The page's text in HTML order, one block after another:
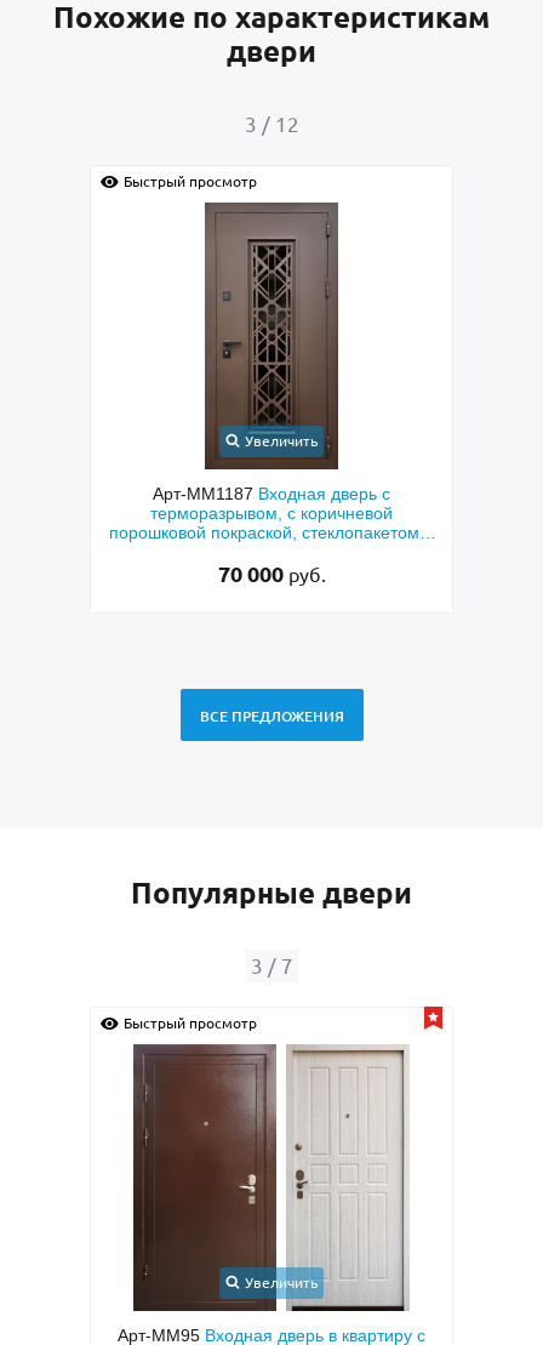
Похожие по характеристикам
двери
4 / 12
Входная дверь с
с коричневой
покраской, стеклопакетом и
Арт-ММ1384
металлофиленкой,
порошковым
ВСЕ ПРЕДЛОЖЕНИЯ
Популярные двери
4 / 7
Входная дверь в квартиру с
Быстрый просмотр
Арт-ММ24Входная дверь